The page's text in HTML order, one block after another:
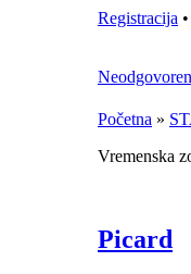
Registracija •
Početna »
Vremenska
Picard